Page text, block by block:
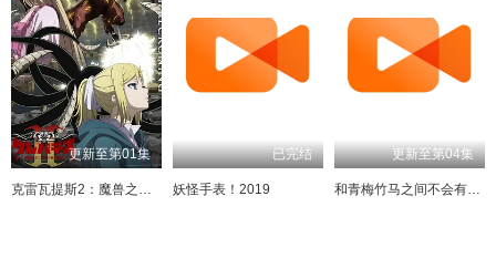
更新至第01集
克雷瓦提斯2：魔兽之王与虚伪的勇者传承
已完结
妖怪手表！2019
更新至第04集
和青梅竹马之间不会有恋爱喜剧